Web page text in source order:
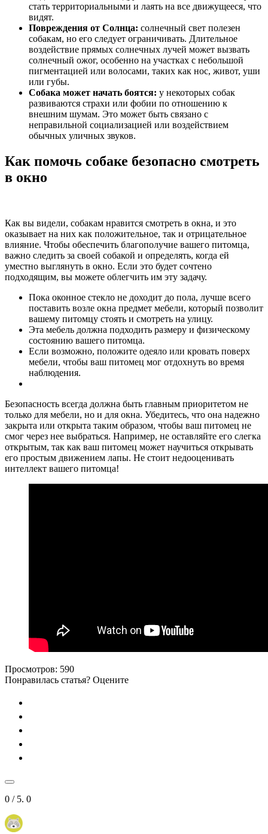
стать территориальными и лаять на все движущееся, что
видят.
Повреждения от Солнца: солнечный свет полезен
собакам, но его следует ограничивать. Длительное
воздействие прямых солнечных лучей может вызвать
солнечный ожог, особенно на участках с небольшой
пигментацией или волосами, таких как нос, живот, уши
или губы.
Собака может начать боятся: у некоторых собак
развиваются страхи или фобии по отношению к
внешним шумам. Это может быть связано с
неправильной социализацией или воздействием
обычных уличных звуков.
Как помочь собаке безопасно смотреть
в окно
Как вы видели, собакам нравится смотреть в окна, и это
оказывает на них как положительное, так и отрицательное
влияние. Чтобы обеспечить благополучие вашего питомца,
важно следить за своей собакой и определять, когда ей
уместно выглянуть в окно. Если это будет сочтено
подходящим, вы можете облегчить им эту задачу.
Пока оконное стекло не доходит до пола, лучше всего
поставить возле окна предмет мебели, который позволит
вашему питомцу стоять и смотреть на улицу.
Эта мебель должна подходить размеру и физическому
состоянию вашего питомца.
Если возможно, положите одеяло или кровать поверх
мебели, чтобы ваш питомец мог отдохнуть во время
наблюдения.
Безопасность всегда должна быть главным приоритетом не
только для мебели, но и для окна. Убедитесь, что она надежно
закрыта или открыта таким образом, чтобы ваш питомец не
смог через нее выбраться. Например, не оставляйте его слегка
открытым, так как ваш питомец может научиться открывать
его простым движением лапы. Не стоит недооценивать
интеллект вашего питомца!
Просмотров: 590
Понравилась статья? Оцените
0 / 5. 0